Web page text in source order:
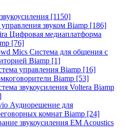
[1150]
звуком Biamp [186]
Цифровая медиаплатформа
[76]
Mics Система для общения с
Biamp [1]
управления Biamp [16]
Biamp [53]
звукоусиления Voltera Biamp
Аудиорешение для
комнат Biamp [24]
звукоусиления EM Acoustics